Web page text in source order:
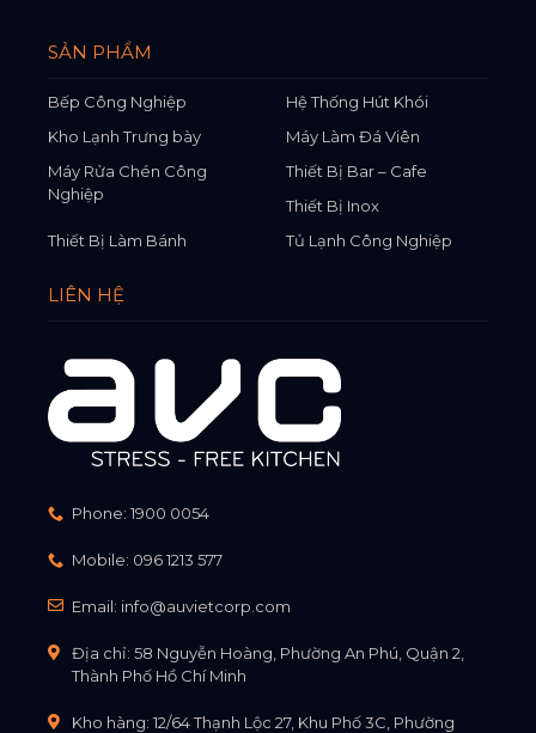
SẢN PHẨM
Bếp Công Nghiệp
Hệ Thống Hút Khói
Kho Lạnh Trưng bày
Máy Làm Đá Viên
Máy Rửa Chén Công
Nghiệp
Thiết Bị Bar – Cafe
Thiết Bị Inox
Thiết Bị Làm Bánh
Tủ Lạnh Công Nghiệp
LIÊN HỆ
Phone: 1900 0054
Mobile: 096 1213 577
Email: info@auvietcorp.com
Địa chỉ: 58 Nguyễn Hoàng, Phường An Phú, Quận 2,
Thành Phố Hồ Chí Minh
Kho hàng: 12/64 Thạnh Lộc 27, Khu Phố 3C, Phường